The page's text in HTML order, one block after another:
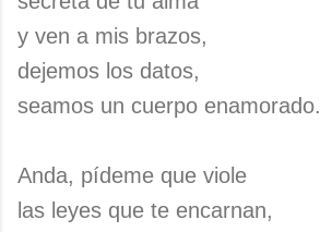
y ven a mis brazos,
dejemos los datos,
seamos un cuerpo enamorado.
Anda, pídeme que viole
las leyes que te encarnan,